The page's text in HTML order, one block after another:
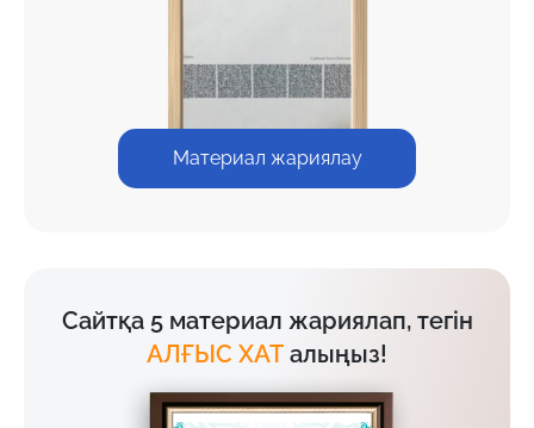
Материал жариялау
Сайтқа 5 материал жариялап, тегін
АЛҒЫС ХАТ алыңыз!